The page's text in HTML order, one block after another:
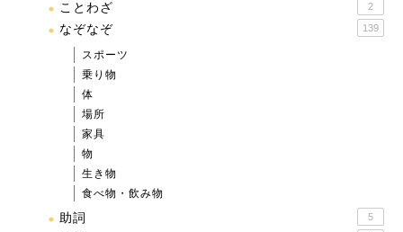
ことわざ 2
なぞなぞ 139
スポーツ
乗り物
体
場所
家具
物
生き物
食べ物・飲み物
助詞 5